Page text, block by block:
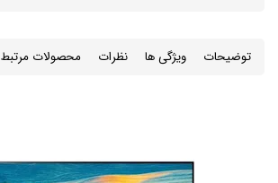
توضیحات ویژگی ها نظرات محصولات مرتبط